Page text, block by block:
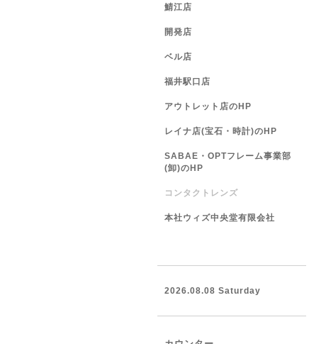
鯖江店
開発店
ベル店
福井駅口店
アウトレット店のHP
レイナ店(宝石・時計)のHP
SABAE・OPTフレーム事業部
(卸)のHP
コンタクトレンズ
本社ウィズ中央堂有限会社
2026.08.08 Saturday